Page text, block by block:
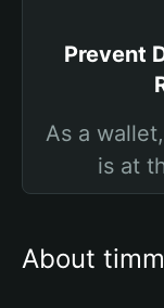
Prevent
As a
is at
About